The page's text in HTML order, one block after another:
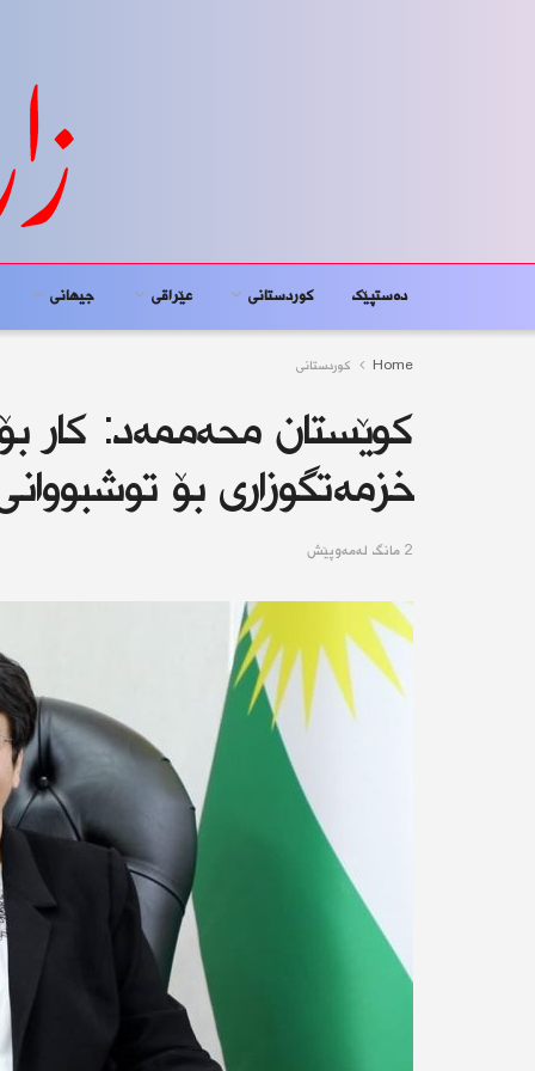
دەستپێک کوردستانى عێراقی جیهانى
Home کوردستانى
كوێستان محەممەد: كار
خزمەتگوزاری بۆ
2 مانگ له‌مه‌وپێش